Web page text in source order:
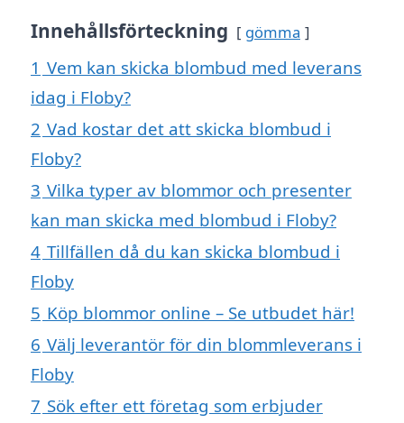
Innehållsförteckning gömma
1 Vem kan skicka blombud med leverans
idag i Floby?
2 Vad kostar det att skicka blombud i
Floby?
3 Vilka typer av blommor och presenter
kan man skicka med blombud i Floby?
4 Tillfällen då du kan skicka blombud i
Floby
5 Köp blommor online – Se utbudet här!
6 Välj leverantör för din blommleverans i
Floby
7 Sök efter ett företag som erbjuder